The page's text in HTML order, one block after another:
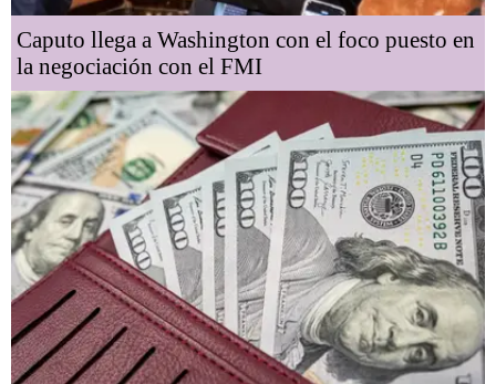
Caputo llega a Washington con el foco puesto en
la negociación con el FMI